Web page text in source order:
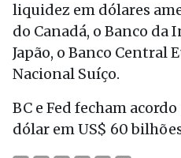
liquidez em dólares
do Canadá, o Banco da
Japão, o Banco Central
Nacional Suíço.
BC e Fed fecham
dólar em US$ 60